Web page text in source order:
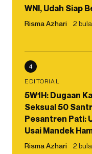
WNI, Udah Siap
Risma Azhari 2
4
EDITORIAL
5W1H: Dugaan
Seksual 50
Pesantren Pati:
Usai Mandek
Risma Azhari 2